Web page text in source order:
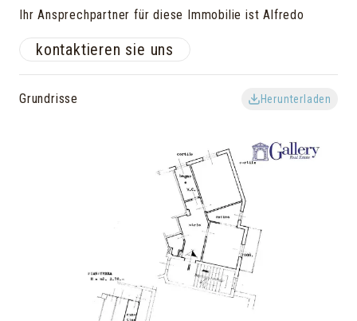
Ihr Ansprechpartner für diese Immobilie ist Alfredo
kontaktieren sie uns
Grundrisse Herunterladen